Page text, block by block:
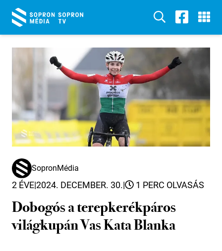
SopronMédia
2 ÉVE|2024. DECEMBER. 30.| 1 PERC OLVASÁS
Dobogós a terepkerékpáros
világkupán Vas Kata Blanka